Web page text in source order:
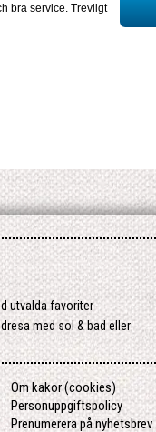
bra service. Trevligt
utvalda favoriter
med sol & bad eller
Om kakor (cookies)
Personuppgiftspolicy
Prenumerera på nyhetsbrev